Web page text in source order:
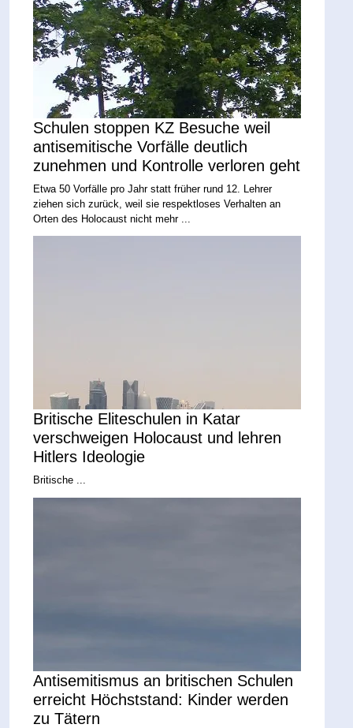
Schulen stoppen KZ Besuche weil
antisemitische Vorfälle deutlich
zunehmen und Kontrolle verloren geht
Etwa 50 Vorfälle pro Jahr statt früher rund 12. Lehrer
ziehen sich zurück, weil sie respektloses Verhalten an
Orten des Holocaust nicht mehr ...
Britische Eliteschulen in Katar
verschweigen Holocaust und lehren
Hitlers Ideologie
Britische ...
Antisemitismus an britischen Schulen
erreicht Höchststand: Kinder werden
zu Tätern